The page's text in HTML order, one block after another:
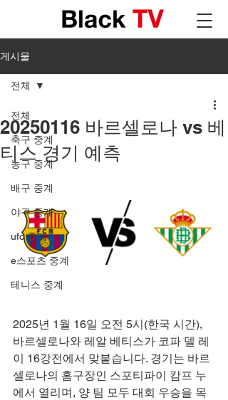
게시물
전체
축구 중계
농구 중계
배구 중계
야구 중계
ufc 중계
e스포츠 중계
테니스 중계
전체
20250116 바르셀로나 vs 베
티스 경기 예측
2025년 1월 16일 오전 5시(한국 시간),
바르셀로나와 레알 베티스가 코파 델 레
이 16강전에서 맞붙습니다. 경기는 바르
셀로나의 홈구장인 스포티파이 캄프 누
에서 열리며, 양 팀 모두 대회 우승을 목